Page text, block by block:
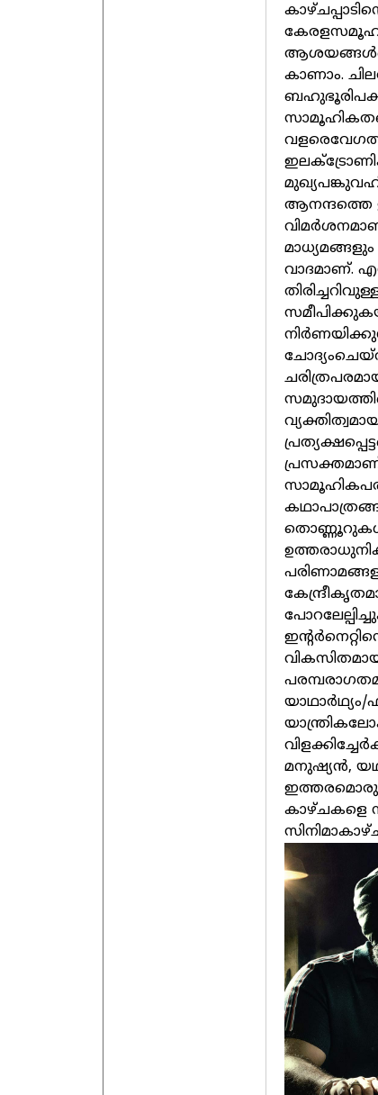
കാണാം.
ആനന്ദത്തെ
വാദമാണ്.
യാഥാർഥ്യം/
മനുഷ്യൻ,
ഇത്തരമൊരു
കാഴ്ചകളെ